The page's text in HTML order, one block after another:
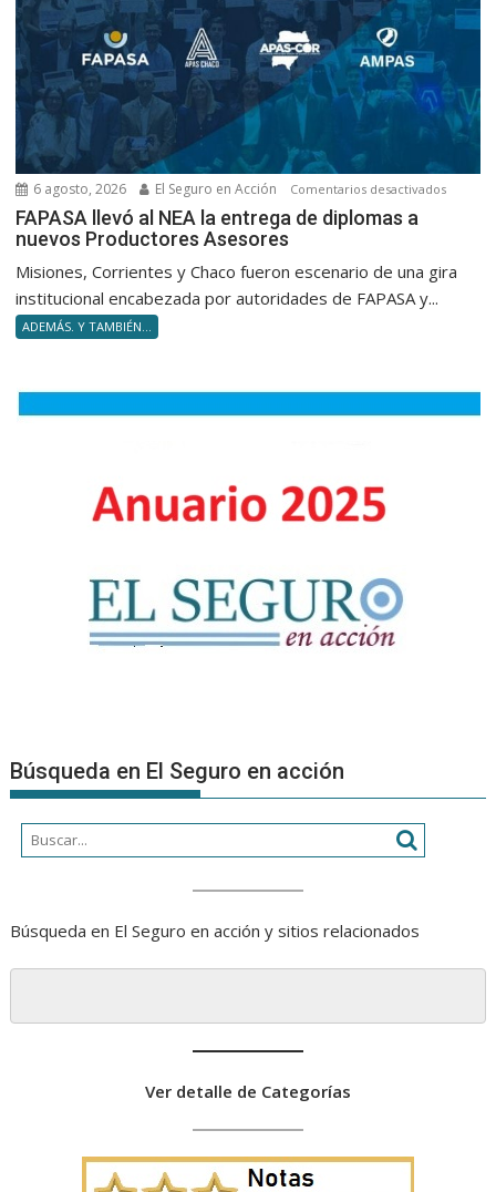
en
6 agosto, 2026 El Seguro en Acción Comentarios desactivadosen
FAPASA llevó al NEA la entrega de diplomas a
nuevos Productores Asesores
Misiones, Corrientes y Chaco fueron escenario de una gira
institucional encabezada por autoridades de FAPASA y...
ADEMÁS. Y TAMBIÉN...
Búsqueda en El Seguro en acción
Búsqueda en El Seguro en acción y sitios relacionados
Ver detalle de Categorías